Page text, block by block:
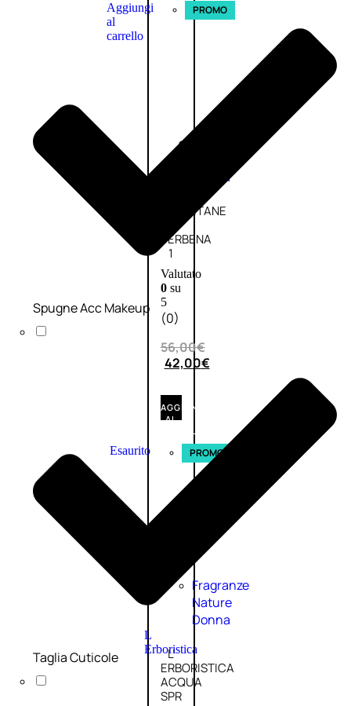
Aggiungi
al
carrello
PROMO
Donna
L’OCCITANE
EDT
VERBENA
1
Valutato
0su
5
(0)
56,00€
42,00€
AGGIUNGI
AL
CARRELLO
Esaurito PROMO
Fragranze
Nature
Donna
L
Erboristica
L’
ERBORISTICA
ACQUA
SPR
Spugne Acc Makeup
Taglia Cuticole